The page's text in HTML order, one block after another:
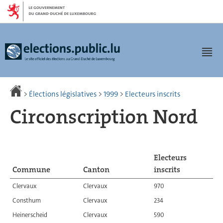
Aller
navigation
Aller
> Élections législatives > 1999 > Electeurs inscrits
Circonscription Nord
Commune Canton
Electeurs
inscrits
Clervaux Clervaux
970
Consthum
Clervaux
234
Heinerscheid
Clervaux 590